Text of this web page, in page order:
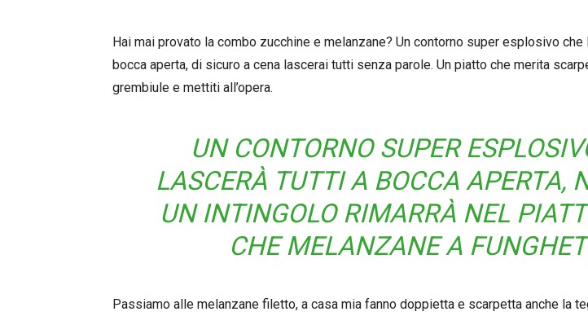
Hai mai provato la combo zucchine e melanzane? Un contorno super esplosivo che
bocca aperta, di sicuro a cena lascerai tutti senza parole. Un piatto che merita
grembiule e mettiti all’opera.
UN CONTORNO SUPER
LASCERÀ TUTTI A BOCCA APERTA,
UN INTINGOLO RIMARRÀ NEL
CHE MELANZANE A
Passiamo alle melanzane filetto, a casa mia fanno doppietta e scarpetta anche la